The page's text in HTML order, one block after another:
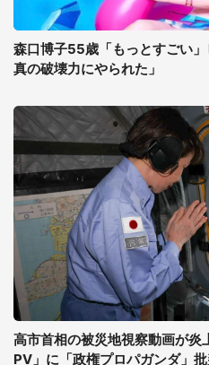
森口博子55歳「もっとすごい
真の破壊力にやられた」
高市首相の被災地視察動画が炎
PV」に「政権プロパガンダ」